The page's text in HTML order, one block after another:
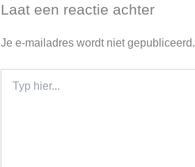
Laat een reactie achter
Je e-mailadres wordt niet gepubliceerd.
hier...